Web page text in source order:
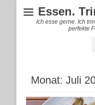
Essen.
Ich esse gerne. Ich
perfekte
Monat: Juli